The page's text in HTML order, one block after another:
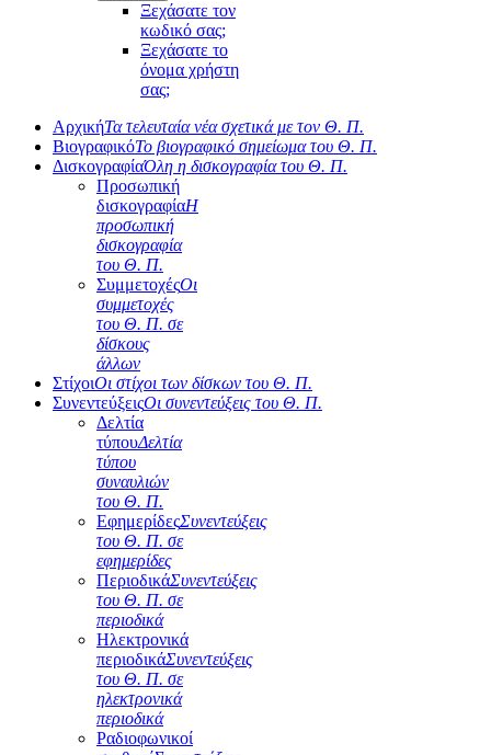
Ξεχάσατε τον
κωδικό σας;
Ξεχάσατε το
όνομα χρήστη
σας;
ΑρχικήΤα τελευταία νέα σχετικά με τον Θ. Π.
ΒιογραφικόΤο βιογραφικό σημείωμα του Θ. Π.
ΔισκογραφίαΌλη η δισκογραφία του Θ. Π.
Προσωπική
δισκογραφίαΗ
προσωπική
δισκογραφία
του Θ. Π.
ΣυμμετοχέςΟι
συμμετοχές
του Θ. Π. σε
δίσκους
άλλων
ΣτίχοιΟι στίχοι των δίσκων του Θ. Π.
ΣυνεντεύξειςΟι συνεντεύξεις του Θ. Π.
Δελτία
τύπουΔελτία
τύπου
συναυλιών
του Θ. Π.
ΕφημερίδεςΣυνεντεύξεις
του Θ. Π. σε
εφημερίδες
ΠεριοδικάΣυνεντεύξεις
του Θ. Π. σε
περιοδικά
Ηλεκτρονικά
περιοδικάΣυνεντεύξεις
του Θ. Π. σε
ηλεκτρονικά
περιοδικά
Ραδιοφωνικοί